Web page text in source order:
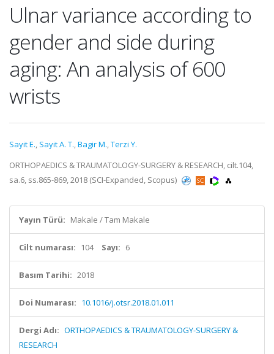
Ulnar variance according to
gender and side during
aging: An analysis of 600
wrists
Sayit E., Sayit A. T.,Bagir M.,Terzi Y.
ORTHOPAEDICS & TRAUMATOLOGY-SURGERY & RESEARCH, cilt.104,
sa.6, ss.865-869, 2018 (SCI-Expanded, Scopus)
Yayın Türü: Makale / Tam Makale
Cilt numarası: 104 Sayı: 6
Basım Tarihi: 2018
Doi Numarası: 10.1016/j.otsr.2018.01.011
Dergi Adı: ORTHOPAEDICS & TRAUMATOLOGY-SURGERY &
RESEARCH